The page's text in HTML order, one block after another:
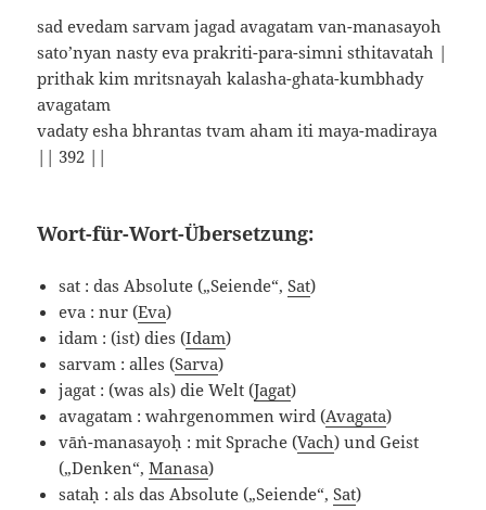
sad evedam sarvam jagad avagatam van-manasayoh
sato’nyan nasty eva prakriti-para-simni sthitavatah |
prithak kim mritsnayah kalasha-ghata-kumbhady
avagatam
vadaty esha bhrantas tvam aham iti maya-madiraya
|| 392 ||
Wort-für-Wort-Übersetzung:
sat : das Absolute („Seiende“,Sat)
eva : nur (Eva)
idam : (ist) dies (Idam)
sarvam : alles (Sarva)
jagat : (was als) die Welt (Jagat)
avagatam : wahrgenommen wird (Avagata)
vāṅ-manasayoḥ : mit Sprache (Vach) und Geist
(„Denken“,Manasa)
sataḥ : als das Absolute („Seiende“,Sat)